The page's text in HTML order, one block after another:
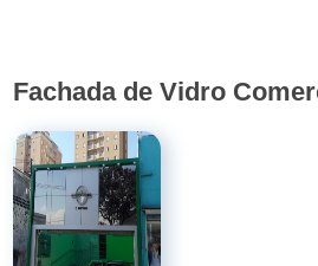
Fachada de Vidro